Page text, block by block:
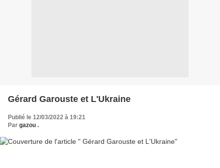
Gérard Garouste et L'Ukraine
Publié le 12/03/2022 à 19:21
Par gazou .